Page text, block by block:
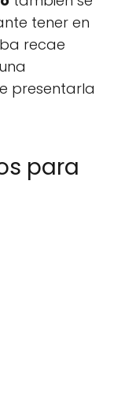
tener en
recae
presentarla
para